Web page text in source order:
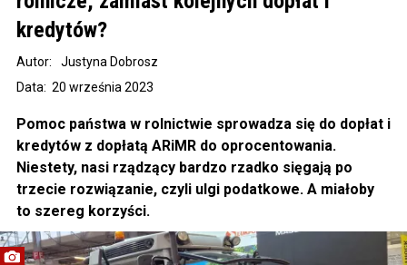
kredytów?
Data: 20 września 2023
Autor: Justyna Dobrosz
Pomoc państwa w rolnictwie sprowadza się do dopłat i
kredytów z dopłatą ARiMR do oprocentowania.
Niestety, nasi rządzący bardzo rzadko sięgają po
trzecie rozwiązanie, czyli ulgi podatkowe. A miałoby
to szereg korzyści.